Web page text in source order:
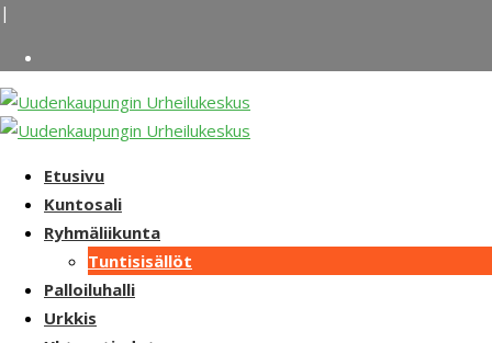
|
Etusivu
Kuntosali
Ryhmäliikunta
Tuntisisällöt
Palloiluhalli
Urkkis